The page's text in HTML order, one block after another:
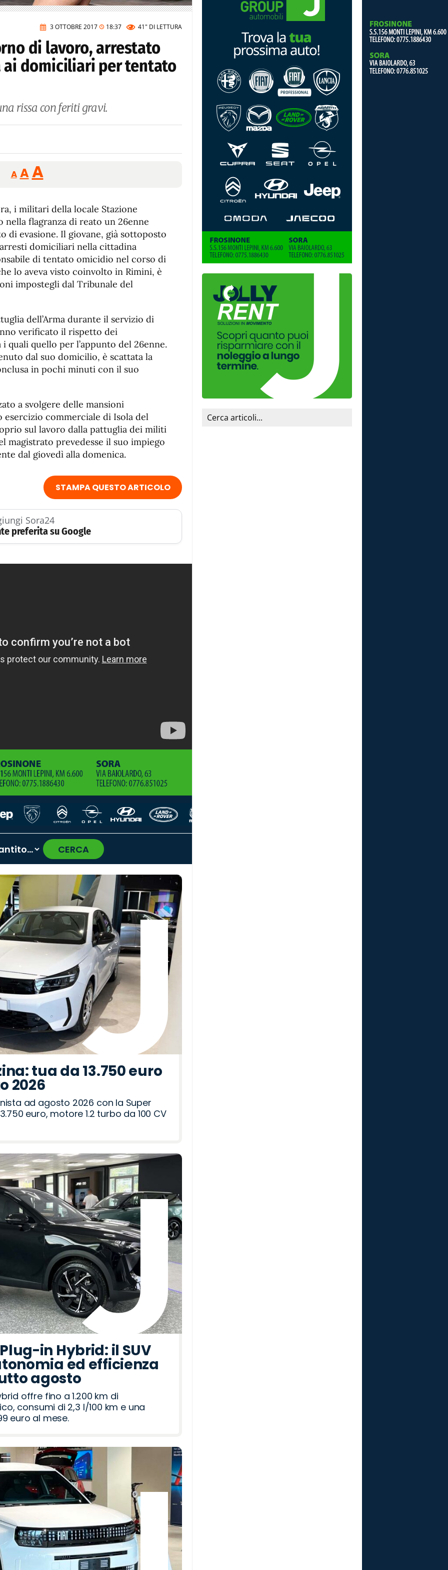
3 OTTOBRE 2017 18:37 41" DI LETTURA
di lavoro, arrestato
ai domiciliari per tentato
rissa con feriti gravi.
A
Reducir
tamaño
A Restablecer
tamaño
de
fuente
AAumentar
de
fuente.
i militari della locale Stazione
nella flagranza di reato un 26enne
di evasione. Il giovane, già sottoposto
domiciliari nella cittadina
di tentato omicidio nel corso di
lo aveva visto coinvolto in Rimini, è
impostegli dal Tribunale del
dell’Arma durante il servizio di
verificato il rispetto dei
quali quello per l’appunto del 26enne.
dal suo domicilio, è scattata la
in pochi minuti con il suo
a svolgere delle mansioni
esercizio commerciale di Isola del
sul lavoro dalla pattuglia dei militi
magistrato prevedesse il suo impiego
dal giovedì alla domenica.
STAMPA QUESTO ARTICOLO
Sora24
preferita su Google
CERCA
›
tua da 13.750 euro
2026
ad agosto 2026 con la Super
euro, motore 1.2 turbo da 100 CV
in Hybrid: il SUV
ed efficienza
agosto
offre fino a 1.200 km di
consumi di 2,3 l/100 km e una
euro al mese.